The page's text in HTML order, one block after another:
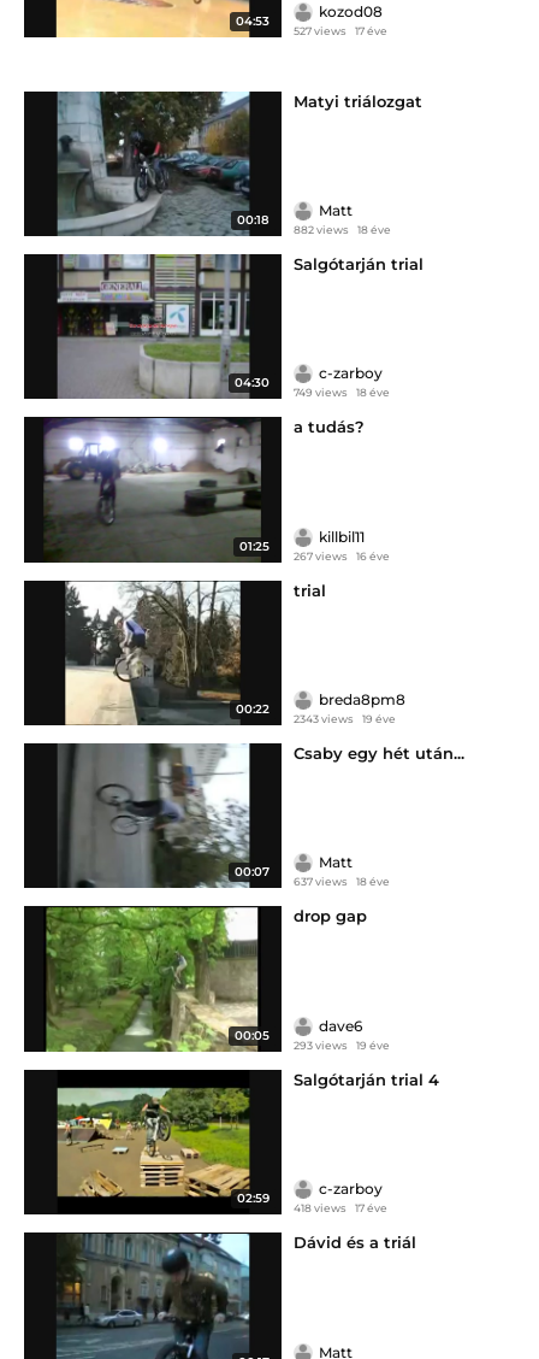
04:53
kozod08
527 views 17 éve
00:18
Matyi triálozgat
Matt
882 views 18 éve
04:30
Salgótarján trial
c-zarboy
749 views 18 éve
01:25
a tudás?
killbil11
267 views 16 éve
00:22
trial
breda8pm8
2343 views 19 éve
00:07
Csaby egy hét után...
Matt
637 views 18 éve
00:05
drop gap
dave6
293 views 19 éve
02:59
Salgótarján trial 4
c-zarboy
418 views 17 éve
Dávid és a triál
Matt